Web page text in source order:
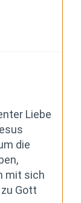
Liebe
die
mit sich
Gott